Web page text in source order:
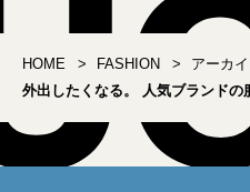
HOME FASHION アーカ
外出したくなる。 人気ブランドの